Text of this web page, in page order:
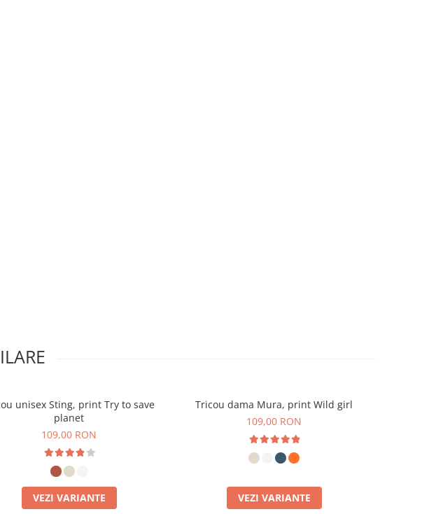
unisex Sting, print Try to save
planet
109,00 RON
VEZI VARIANTE
Tricou dama Mura, print Wild girl
109,00 RON
VEZI VARIANTE